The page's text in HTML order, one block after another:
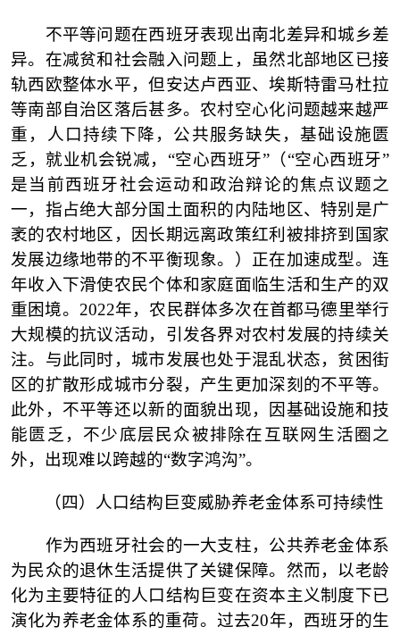
不平等问题在西班牙表现出南北差异和城乡差
异。在减贫和社会融入问题上，虽然北部地区已接
轨西欧整体水平，但安达卢西亚、埃斯特雷马杜拉
等南部自治区落后甚多。农村空心化问题越来越严
重，人口持续下降，公共服务缺失，基础设施匮
乏，就业机会锐减， “空心西班牙”（“空心西班牙”
是当前西班牙社会运动和政治辩论的焦点议题之
一，指占绝大部分国土面积的内陆地区、特别是广
袤的农村地区，因长期远离政策红利被排挤到国家
发展边缘地带的不平衡现象。）正在加速成型。连
年收入下滑使农民个体和家庭面临生活和生产的双
重困境。2022年，农民群体多次在首都马德里举行
大规模的抗议活动，引发各界对农村发展的持续关
注。与此同时，城市发展也处于混乱状态，贫困街
区的扩散形成城市分裂，产生更加深刻的不平等。
此外，不平等还以新的面貌出现，因基础设施和技
能匮乏，不少底层民众被排除在互联网生活圈之
外，出现难以跨越的“数字鸿沟”。
（四） 人口结构巨变威胁养老金体系可持续性
作为西班牙社会的一大支柱，公共养老金体系
为民众的退休生活提供了关键保障。然而，以老龄
化为主要特征的人口结构巨变在资本主义制度下已
演化为养老金体系的重荷。过去20年，西班牙的生